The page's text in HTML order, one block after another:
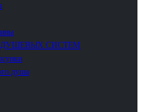
СИСТЕМ
душа